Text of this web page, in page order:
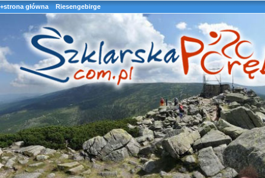
+strona główna Riesengebirge